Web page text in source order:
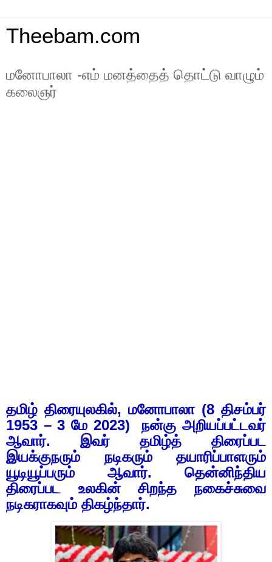
Theebam.com
மனோபாலா -எம் மனத்தைத் தொட்டு வாழும்
கலைஞர்
தமிழ் திரையுலகில், மனோபாலா (8 திசம்பர்
1953 – 3 மே 2023)
நன்கு அறியப்பட்டவர்
ஆவார். இவர் தமிழ்த் திரைப்பட
இயக்குநரும் நடிகரும் தயாரிப்பாளரும்
யூடியூப்பரும் ஆவார்.
தென்னிந்திய
திரைப்பட உலகின் சிறந்த நகைச்சுவை
நடிகராகவும் திகழ்ந்தார்.